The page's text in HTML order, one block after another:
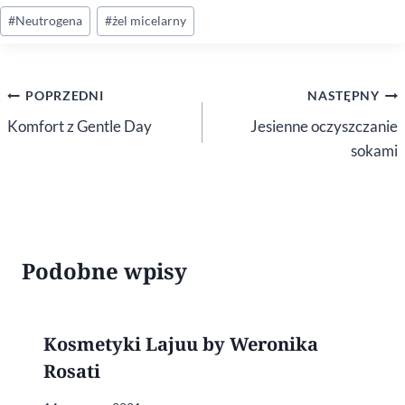
#Neutrogena #żel micelarny
Nawigacja
wpisu
POPRZEDNI
Komfort z Gentle Day
NASTĘPNY
Jesienne oczyszczanie
sokami
Podobne wpisy
Kosmetyki Lajuu by Weronika
Rosati